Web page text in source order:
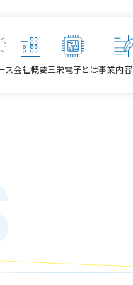
ス会社概要三栄電子とは事業内容